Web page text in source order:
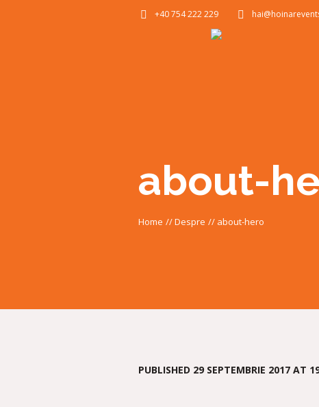
+40 754 222 229
about-
Home //Despre // about-hero
PUBLISHED 29 SEPTEMBRIE 2017 AT